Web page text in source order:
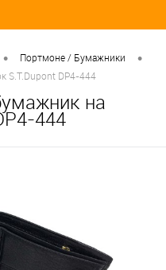
• Портмоне / Бумажники •
S.T.Dupont DP4-444
на
444